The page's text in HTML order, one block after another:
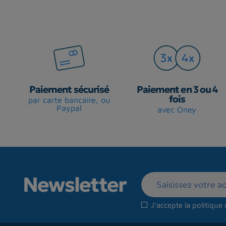
Paiement sécurisé
par carte bancaire, ou
Paypal
Paiement en 3 ou 4
fois
avec Oney
Newsletter
J'accepte la politique